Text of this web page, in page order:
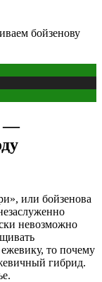
бойзенову
—
или бойзенова
невозможно
то почему
гибрид.